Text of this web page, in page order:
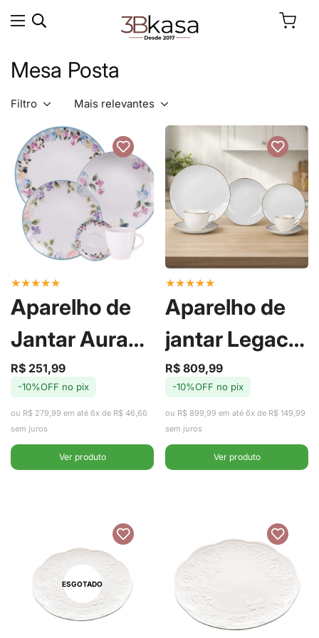
Mesa Posta
Filtro Mais relevantes
★★★★★
Aparelho de
Jantar Aura
com 20 Peças
de Porcelana -
Tramontina
Preço
de
R$ 251,99
Preço
regular
-10%OFF no pix
ou R$ 279,99 em até 6x de R$ 46,66
sem juros
Ver produto
★★★★★
Aparelho de
jantar Legacy
Gold com 42
Peças de
Porcelana -
L'Hermitage
Preço
de
R$ 809,99
Preço
regular
-10%OFF no pix
ou R$ 899,99 em até 6x de R$ 149,99
sem juros
Ver produto
ESGOTADO